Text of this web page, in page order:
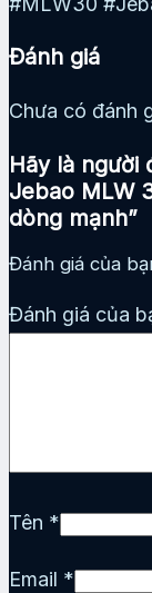
Đánh giá
Chưa có đánh
Hãy là người
Jebao MLW
dòng mạnh”
Đánh giá của
Đánh giá của
Tên *
Email *